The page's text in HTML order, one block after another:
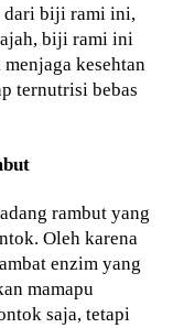
dari biji rami ini,
biji rami ini
kesehtan
ternutrisi bebas
rambut yang
Oleh karena
enzim yang
mamapu
saja, tetapi